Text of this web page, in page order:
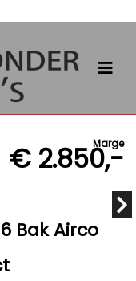
Marge
€ 2.850,-
Bak Airco